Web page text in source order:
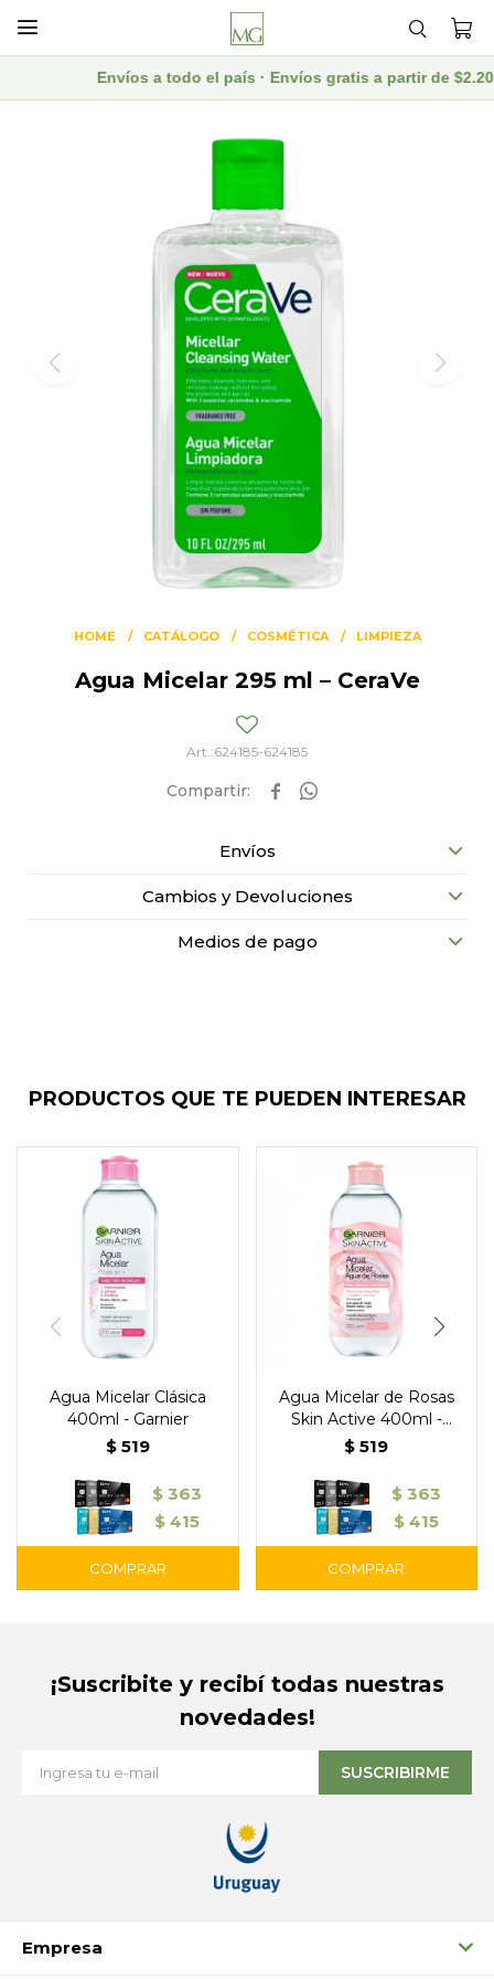

Envíos a todo el país · Envíos gratis a partir de
HOME CATÁLOGO COSMÉTICA LIMPIEZA
Agua Micelar 295 ml – CeraVe
624185-624185
 
Envíos
Cambios y Devoluciones
Medios de pago
PRODUCTOS QUE TE PUEDEN INTERESAR
Agua Micelar Clásica
400ml - Garnier
$ 519
$ 363
$ 415
Agua Micelar de Rosas
Skin Active 400ml -
Garnier
$ 519
$ 363
$ 415
Empresa
¡Suscribite y recibí todas nuestras
novedades!
SUSCRIBIRME